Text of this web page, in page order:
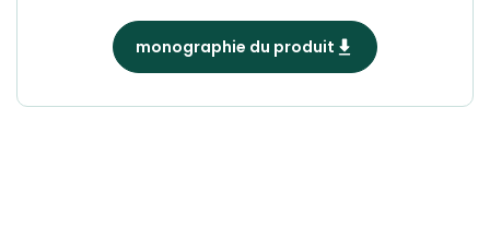
monographie du produit